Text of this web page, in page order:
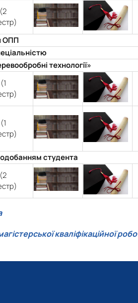
ОПП
технології»
студента
кваліфікаційної